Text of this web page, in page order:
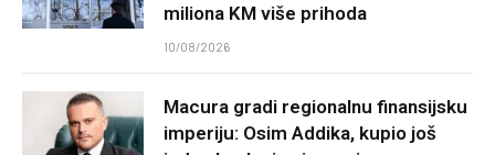
miliona KM više prihoda
10/08/2026
Macura gradi regionalnu finansijsku
imperiju: Osim Addika, kupio još